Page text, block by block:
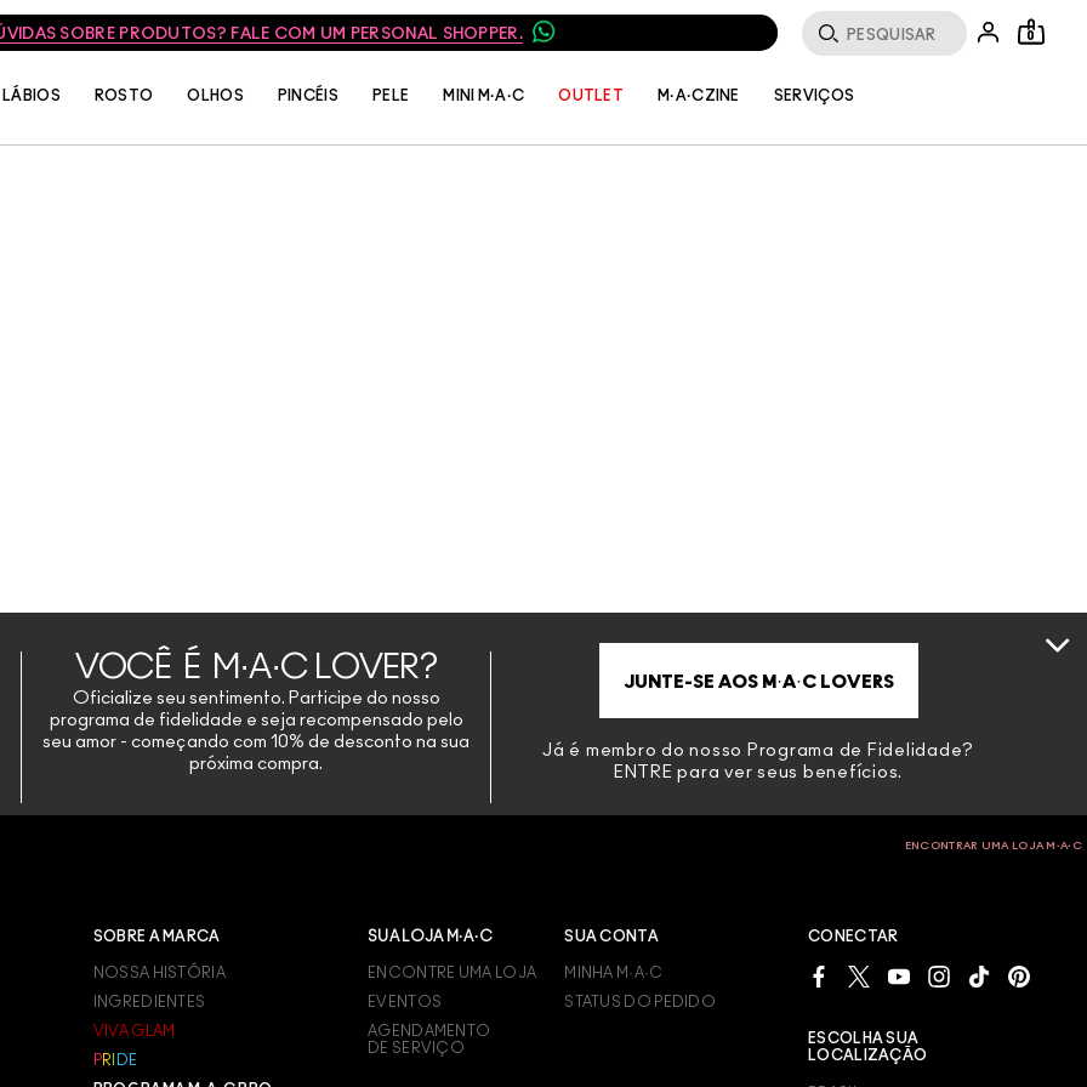
SOBRE PRODUTOS? FALE COM UM PERSONAL SHOPPER. 0
LÁBIOS ROSTO OLHOS PINCÉIS PELE MINI M·A·C OUTLET M·A·CZINE SERVIÇOS
VOCÊ É M·A·C LOVER?
Oficialize seu sentimento. Participe do nosso
programa de fidelidade e seja recompensado pelo
seu amor - começando com 10% de desconto na sua
próxima compra.
JUNTE-SE AOS M·A·C LOVERS
Já é membro do nosso Programa de Fidelidade?
ENTREpara ver seus benefícios.
ENCONTRAR UMA LOJA M∙A∙C
SOBRE A MARCA
NOSSA HISTÓRIA
INGREDIENTES
VIVA GLAM
PR D E
SUA LOJA M·A·C
ENCONTRE UMA LOJA
EVENTOS
AGENDAMENTO
DE SERVIÇO
SUA CONTA
MINHA M·A·C
STATUS DO PEDIDO
CONECTAR
ESCOLHA SUA
LOCALIZAÇÃO